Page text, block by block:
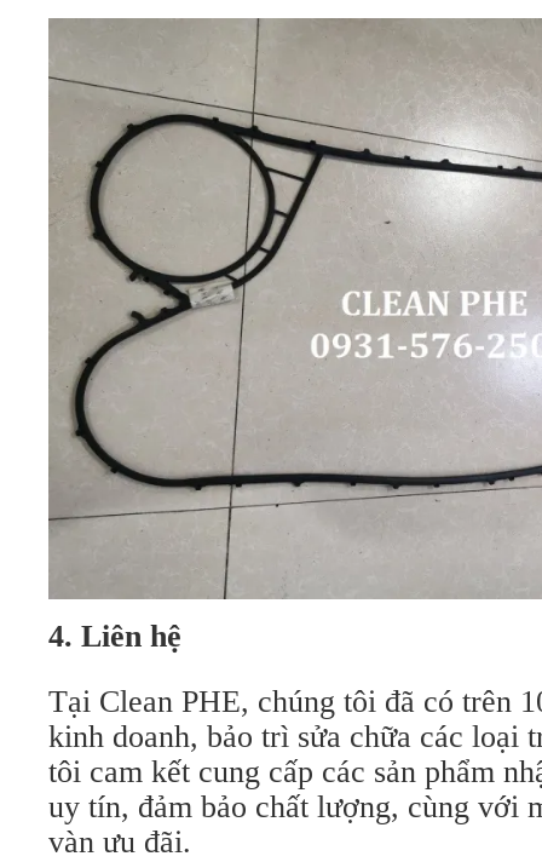
4. Liên hệ
Tại Clean PHE, chúng tôi đã có trên
kinh doanh, bảo trì sửa chữa các loại
tôi cam kết cung cấp các sản phẩm
uy tín, đảm bảo chất lượng, cùng với
vàn ưu đãi.